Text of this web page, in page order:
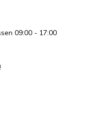
09:00 - 17:00